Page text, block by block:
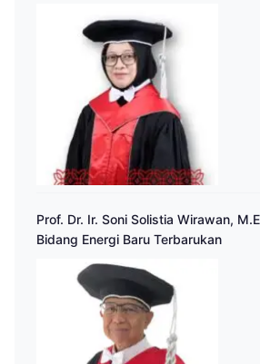
Prof. Dr. Ir. Soni Solistia Wirawan,
Bidang Energi Baru Terbarukan